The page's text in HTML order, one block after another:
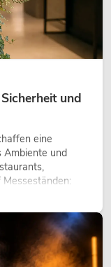
und
eine
Ambiente und
längst zum